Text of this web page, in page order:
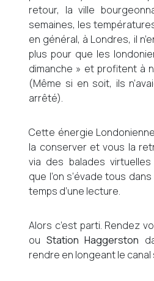
retour, la ville
semaines, les
en général, à Londres, il
plus pour que les
dimanche » et profitent à
(Même si en soit, ils
arrêté).
Cette énergie
la conserver et vous la
via des balades
que l’on s’évade tous
temps d’une lecture.
Alors c’est parti. Rendez
ou Station Haggerston
rendre en longeant le canal